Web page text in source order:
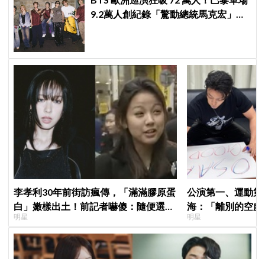
9.2萬人創紀錄「驚動總統馬克宏」下
李孝利30年前街訪瘋傳，「滿滿膠原蛋
白」嫩樣出土！前記者嚇傻：隨便選到
傳奇
明星
公演第一、運動
海：「離別的空
見」
明星